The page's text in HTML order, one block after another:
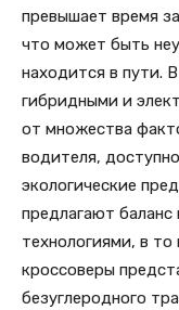
превышает время
что может быть
находится в пути.
гибридными и
от множества
водителя,
экологические
предлагают
технологиями, в то
кроссоверы
безуглеродного